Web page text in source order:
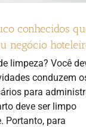
conhecidos
negócio
limpeza? Você
conduzem
para
deve ser limpo
Portanto, para